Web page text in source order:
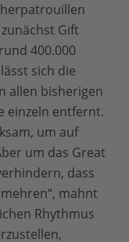
Gift
400.000
sich die
allen bisherigen
einzeln entfernt.
um auf
um das Great
dass
mahnt
Rhythmus